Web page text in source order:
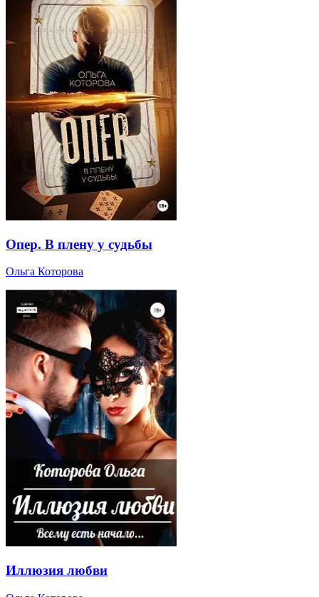
Опер. В плену у судьбы
Ольга Которова
Иллюзия любви